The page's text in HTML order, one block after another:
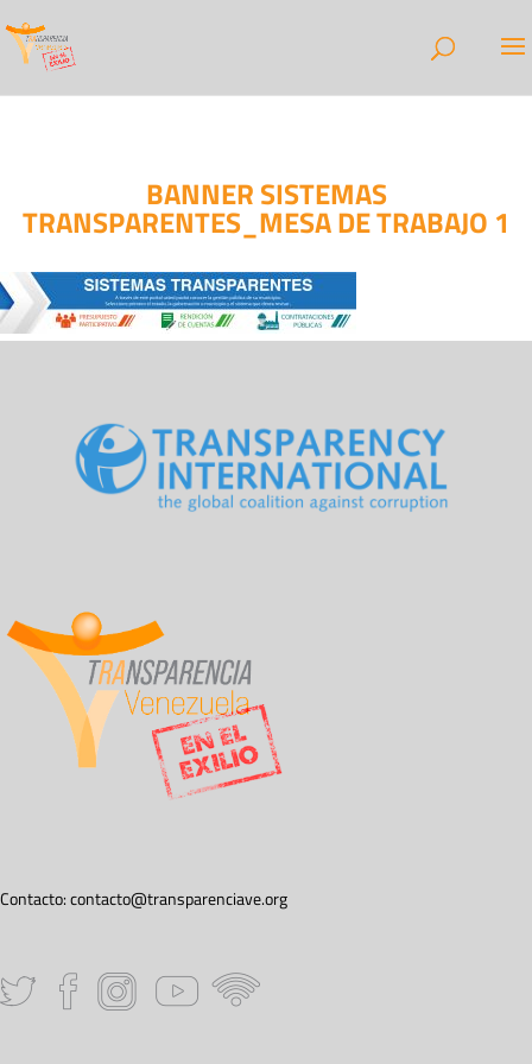
BANNER SISTEMAS
TRANSPARENTES_MESA DE TRABAJO 1
Contacto:contacto@transparenciave.org